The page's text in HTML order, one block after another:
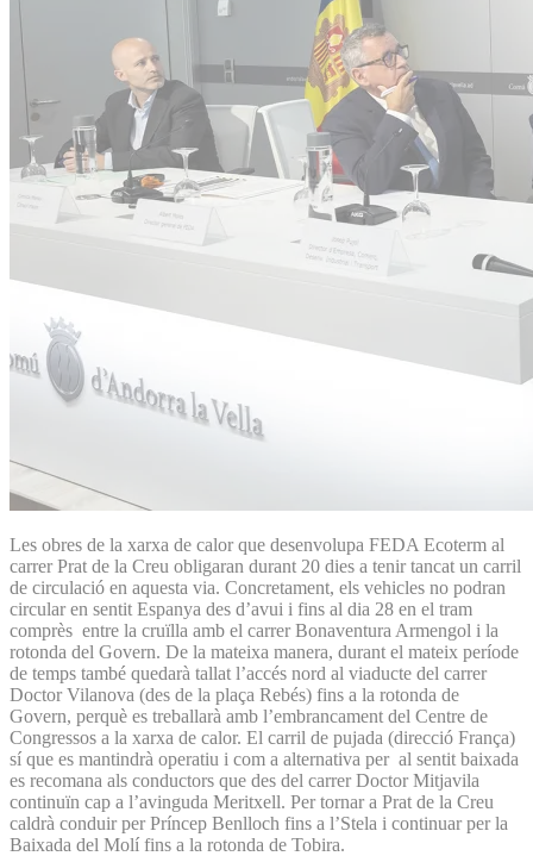
Les obres de la xarxa de calor que desenvolupa FEDA Ecoterm al
carrer Prat de la Creu obligaran durant 20 dies a tenir tancat un carril
de circulació en aquesta via. Concretament, els vehicles no podran
circular en sentit Espanya des d’avui i fins al dia 28 en el tram
comprès entre la cruïlla amb el carrer Bonaventura Armengol i la
rotonda del Govern. De la mateixa manera, durant el mateix període
de temps també quedarà tallat l’accés nord al viaducte del carrer
Doctor Vilanova (des de la plaça Rebés) fins a la rotonda de
Govern, perquè es treballarà amb l’embrancament del Centre de
Congressos a la xarxa de calor. El carril de pujada (direcció França)
sí que es mantindrà operatiu i com a alternativa per al sentit baixada
es recomana als conductors que des del carrer Doctor Mitjavila
continuïn cap a l’avinguda Meritxell. Per tornar a Prat de la Creu
caldrà conduir per Príncep Benlloch fins a l’Stela i continuar per la
Baixada del Molí fins a la rotonda de Tobira.